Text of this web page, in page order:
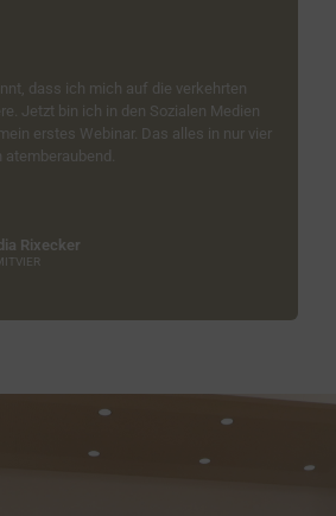
dass ich mich auf die verkehrten
Jetzt bin ich in den Sozialen Medien
erstes Webinar. Das alles in nur vier
Rixecker